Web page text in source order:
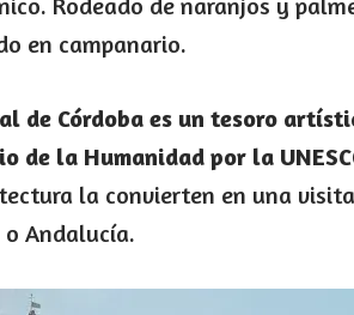
en campanario.
de Córdoba es un tesoro
de la Humanidad por la
la convierten en una
o Andalucía.